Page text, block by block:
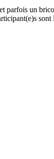
parfois un
sont